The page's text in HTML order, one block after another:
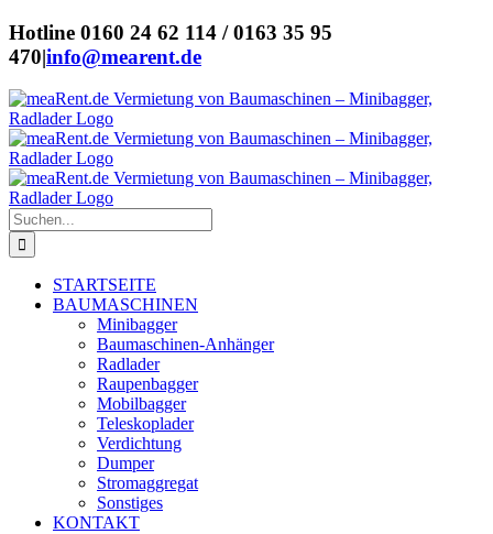
Zum
Inhalt
springen
Hotline 0160 24 62 114 / 0163 35 95
470|info@mearent.de
Suche
nach:
STARTSEITE
BAUMASCHINEN
Minibagger
Baumaschinen-Anhänger
Radlader
Raupenbagger
Mobilbagger
Teleskoplader
Verdichtung
Dumper
Stromaggregat
Sonstiges
KONTAKT